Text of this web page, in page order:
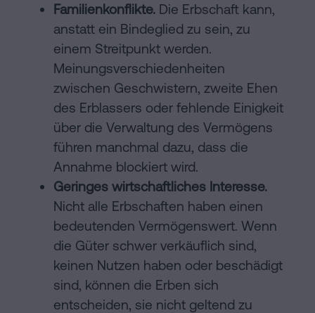
Familienkonflikte. Die Erbschaft kann,
anstatt ein Bindeglied zu sein, zu
einem Streitpunkt werden.
Meinungsverschiedenheiten
zwischen Geschwistern, zweite Ehen
des Erblassers oder fehlende Einigkeit
über die Verwaltung des Vermögens
führen manchmal dazu, dass die
Annahme blockiert wird.
Geringes wirtschaftliches Interesse.
Nicht alle Erbschaften haben einen
bedeutenden Vermögenswert. Wenn
die Güter schwer verkäuflich sind,
keinen Nutzen haben oder beschädigt
sind, können die Erben sich
entscheiden, sie nicht geltend zu